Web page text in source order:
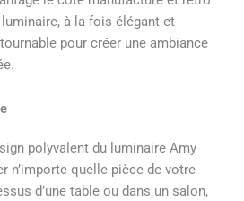
à la fois élégant et
pour créer une ambiance
polyvalent du luminaire Amy
n’importe quelle pièce de votre
d’une table ou dans un salon,